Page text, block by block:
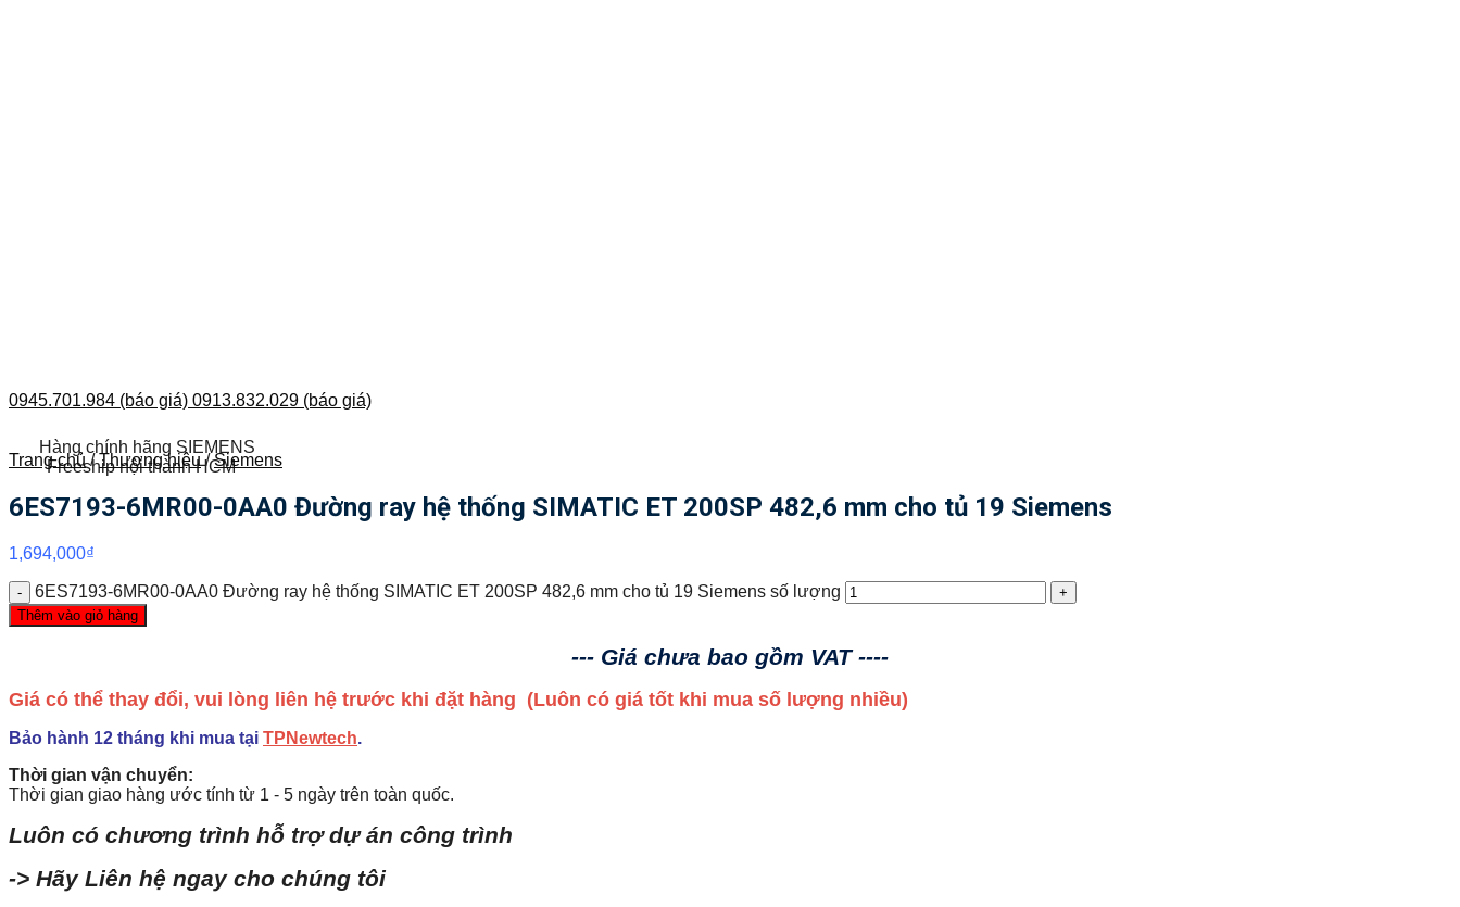
0945.701.984 (báo giá) 0913.832.029 (báo giá)
Hàng chính hãng SIEMENS
Freeship nội thành HCM
Trang chủ / Thương hiệu / Siemens
6ES7193-6MR00-0AA0 Đường ray hệ thống SIMATIC ET 200SP 482,6 mm cho tủ 19 Siemens
1,694,000₫
6ES7193-6MR00-0AA0 Đường ray hệ thống SIMATIC ET 200SP 482,6 mm cho tủ 19 Siemens số lượng
Thêm vào giỏ hàng
--- Giá chưa bao gồm VAT ----
Giá có thể thay đổi, vui lòng liên hệ trước khi đặt hàng (Luôn có giá tốt khi mua số lượng nhiều)
Bảo hành 12 tháng khi mua tại TPNewtech.
Thời gian vận chuyển:
Thời gian giao hàng ước tính từ 1 - 5 ngày trên toàn quốc.
Luôn có chương trình hỗ trợ dự án công trình
-> Hãy Liên hệ ngay cho chúng tôi